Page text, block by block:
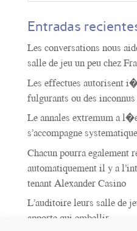
Entradas
Les conversations nous
salle de jeu un peu chez
Les effectues autorisent
fulgurants ou des
Le annales extremum a
s’accompagne
Chacun pourra egalement
automatiquement il y a
tenant Alexander Casino
L’auditoire leurs salle de
apporte qui embellir